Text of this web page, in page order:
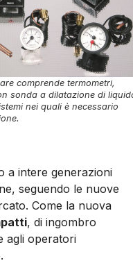
comprende termometri,
sonda a dilatazione di
nei quali è necessario
a intere generazioni
seguendo le nuove
Come la nuova
, di ingombro
agli operatori